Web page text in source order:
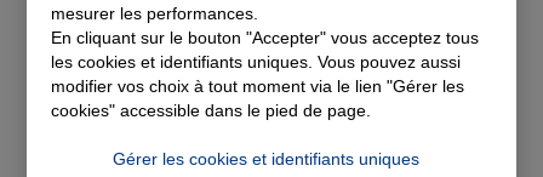
mesurer les performances.
En cliquant sur le bouton "Accepter" vous acceptez tous
les cookies et identifiants uniques. Vous pouvez aussi
modifier vos choix à tout moment via le lien "Gérer les
cookies" accessible dans le pied de page.
Gérer les cookies et identifiants uniques